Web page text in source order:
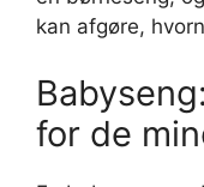
kan afgøre,
for de